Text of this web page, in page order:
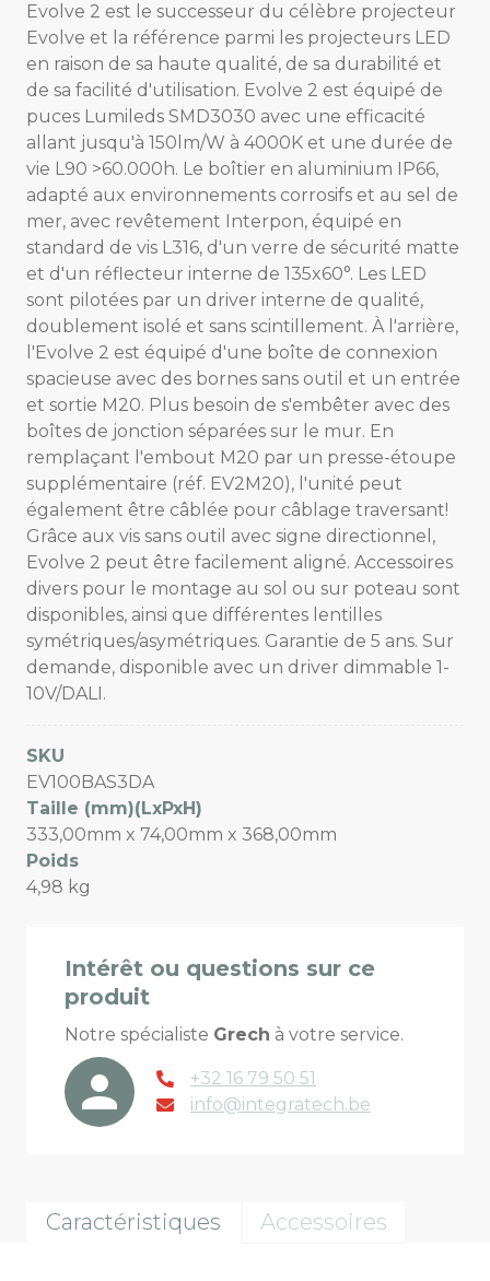
Evolve 2 est le successeur du célèbre projecteur
Evolve et la référence parmi les projecteurs LED
en raison de sa haute qualité, de sa durabilité et
de sa facilité d'utilisation. Evolve 2 est équipé de
puces Lumileds SMD3030 avec une efficacité
allant jusqu'à 150lm/W à 4000K et une durée de
vie L90 >60.000h. Le boîtier en aluminium IP66,
adapté aux environnements corrosifs et au sel de
mer, avec revêtement Interpon, équipé en
standard de vis L316, d'un verre de sécurité matte
et d'un réflecteur interne de 135x60°. Les LED
sont pilotées par un driver interne de qualité,
doublement isolé et sans scintillement. À l'arrière,
l'Evolve 2 est équipé d'une boîte de connexion
spacieuse avec des bornes sans outil et un entrée
et sortie M20. Plus besoin de s'embêter avec des
boîtes de jonction séparées sur le mur. En
remplaçant l'embout M20 par un presse-étoupe
supplémentaire (réf. EV2M20), l'unité peut
également être câblée pour câblage traversant!
Grâce aux vis sans outil avec signe directionnel,
Evolve 2 peut être facilement aligné. Accessoires
divers pour le montage au sol ou sur poteau sont
disponibles, ainsi que différentes lentilles
symétriques/asymétriques. Garantie de 5 ans. Sur
demande, disponible avec un driver dimmable 1-
10V/DALI.
SKU
EV100BAS3DA
Taille (mm)(LxPxH)
333,00mm x 74,00mm x 368,00mm
Poids
4,98 kg
Intérêt ou questions sur ce
produit
Notre spécialiste Grech à votre service.
+32 16 79 50 51
info@integratech.be
Caractéristiques Accessoires